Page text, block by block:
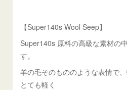
【Super140s Wool Seep】
Super140s 原料の高級な素材の
す。
羊の毛そのもののような表情で
とても軽く